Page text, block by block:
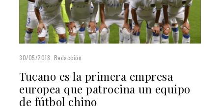
30/05/2018 Redacción
Tucano es la primera empresa
europea que patrocina un equipo
de fútbol chino